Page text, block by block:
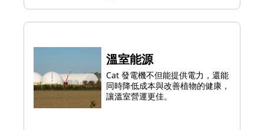
溫室能源
Cat 發電機不但能提供電力，還能
同時降低成本與改善植物的健康，
讓溫室營運更佳。